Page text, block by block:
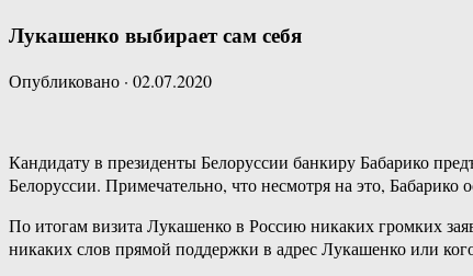
Лукашенко выбирает сам себя
Опубликовано · 02.07.2020
Кандидату в президенты Белоруссии банкиру Бабарико
Белоруссии. Примечательно, что несмотря на это,
По итогам визита Лукашенко в Россию никаких громких
никаких слов прямой поддержки в адрес Лукашенко или